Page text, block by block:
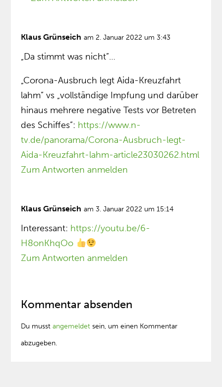
Klaus Grünseich am 2. Januar 2022 um 3:43
„Da stimmt was nicht”…
„Corona-Ausbruch legt Aida-Kreuzfahrt
lahm” vs „vollständige Impfung und darüber
hinaus mehrere negative Tests vor Betreten
des Schiffes”: https://www.n-
tv.de/panorama/Corona-Ausbruch-legt-
Aida-Kreuzfahrt-lahm-article23030262.html
Zum Antworten anmelden
Klaus Grünseich am 3. Januar 2022 um 15:14
Interessant: https://youtu.be/6-
H8onKhqOo
Zum Antworten anmelden
Kommentar absenden
Du musstangemeldet sein, um einen Kommentar
abzugeben.